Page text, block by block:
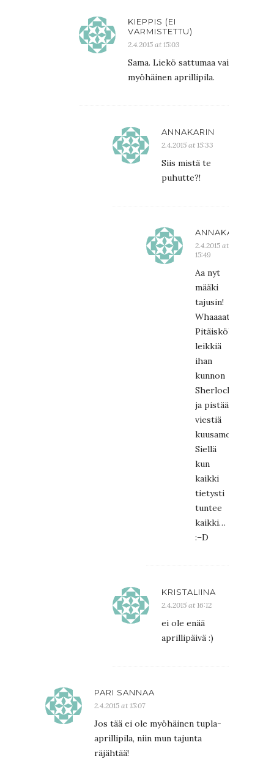
KIEPPIS (EI
VARMISTETTU)
2.4.2015 at 15:03
Sama. Liekö sattumaa vai
myöhäinen aprillipila.
ANNAKARIN
2.4.2015 at 15:33
Siis mistä te
puhutte?!
ANNAKARIN
2.4.2015 at
15:49
Aa nyt
määki
tajusin!
Whaaaat?!
Pitäisköhän
leikkiä
ihan
kunnon
Sherlockia
ja pistää
viestiä
kuusamolaisille.
Siellä
kun
kaikki
tietysti
tuntee
kaikki…
:–D
KRISTALIINA
2.4.2015 at 16:12
ei ole enää
aprillipäivä :)
PARI SANNAA
2.4.2015 at 15:07
Jos tää ei ole myöhäinen tupla-
aprillipila, niin mun tajunta
räjähtää!